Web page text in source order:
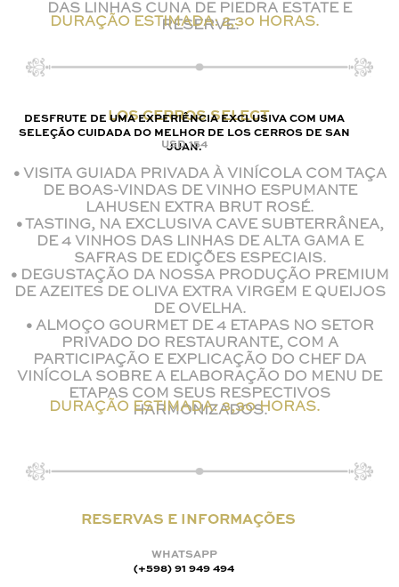
DAS LINHAS CUNA DE PIEDRA ESTATE E
RESERVE.
DURAÇÃO ESTIMADA: 2,30 HORAS.
LOS CERROS SELECT
DESFRUTE DE UMA EXPERIÊNCIA EXCLUSIVA COM UMA
SELEÇÃO CUIDADA DO MELHOR DE LOS CERROS DE SAN
JUAN.
USD 154
• VISITA GUIADA PRIVADA À VINÍCOLA COM TAÇA
DE BOAS-VINDAS DE VINHO ESPUMANTE
LAHUSEN EXTRA BRUT ROSÉ.
• TASTING, NA EXCLUSIVA CAVE SUBTERRÂNEA,
DE 4 VINHOS DAS LINHAS DE ALTA GAMA E
SAFRAS DE EDIÇÕES ESPECIAIS.
• DEGUSTAÇÃO DA NOSSA PRODUÇÃO PREMIUM
DE AZEITES DE OLIVA EXTRA VIRGEM E QUEIJOS
DE OVELHA.
• ALMOÇO GOURMET DE 4 ETAPAS NO SETOR
PRIVADO DO RESTAURANTE, COM A
PARTICIPAÇÃO E EXPLICAÇÃO DO CHEF DA
VINÍCOLA SOBRE A ELABORAÇÃO DO MENU DE
ETAPAS COM SEUS RESPECTIVOS
HARMONIZADOS.
DURAÇÃO ESTIMADA: 3,30 HORAS.
RESERVAS E INFORMAÇÕES
WHATSAPP
(+598) 91 949 494